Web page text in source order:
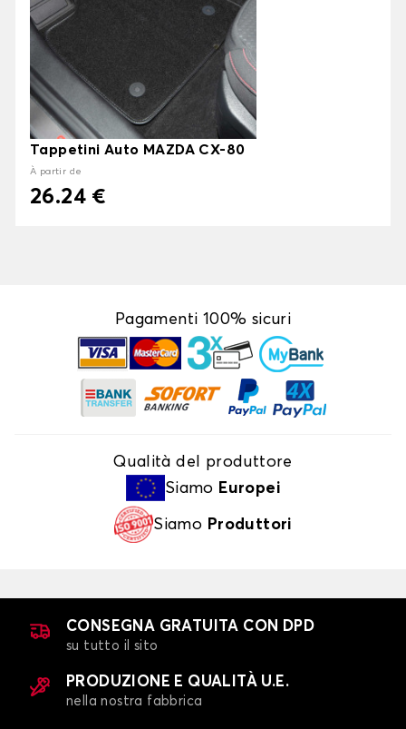
Tappetini Auto MAZDA CX-80
À partir de
26.24 €
Pagamenti 100% sicuri
Qualità del produttore
Siamo Europei
Siamo Produttori
CONSEGNA GRATUITA CON DPD
su tutto il sito
PRODUZIONE E QUALITÀ U.E.
nella nostra fabbrica